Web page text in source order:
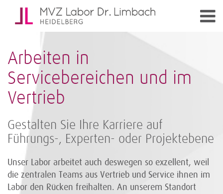
Arbeiten in
Servicebereichen und im
Vertrieb
Gestalten Sie Ihre Karriere auf
Führungs-, Experten- oder Projektebene
Unser Labor arbeitet auch deswegen so exzellent, weil
die zentralen Teams aus Vertrieb und Service ihnen im
Labor den Rücken freihalten. An unserem Standort